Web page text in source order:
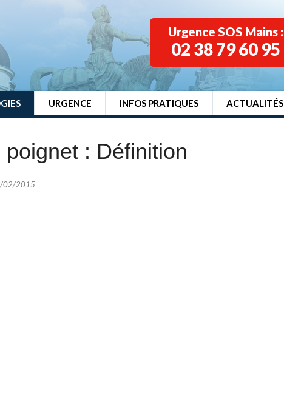
Urgence SOS Mains :
02 38 79 60 95
URGENCE INFOS PRATIQUES ACTUALITÉS
poignet : Définition
02/2015